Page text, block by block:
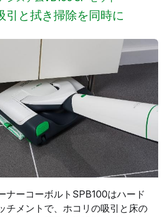
引と拭き掃除を同時に
ナーコーボルトSPB100はハード
チメントで、ホコリの吸引と床の